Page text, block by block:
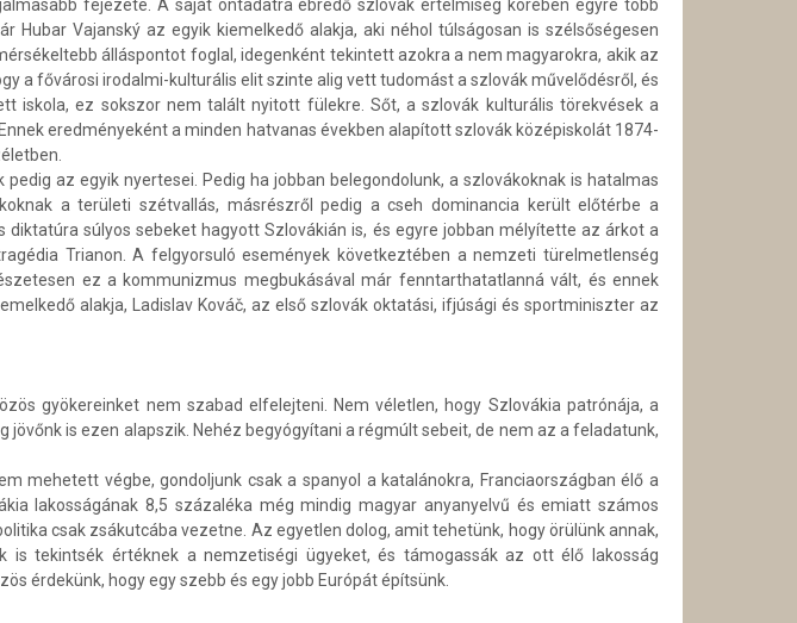
fejezete. A saját öntadatra ébredő szlovák értelmiség körében egyre több
Vajanský az egyik kiemelkedő alakja, aki néhol túlságosan is szélsőségesen
álláspontot foglal, idegenként tekintett azokra a nem magyarokra, akik az
a fővárosi irodalmi-kulturális elit szinte alig vett tudomást a szlovák művelődésről, és
iskola, ez sokszor nem talált nyitott fülekre. Sőt, a szlovák kulturális törekvések a
eredményeként a minden hatvanas években alapított szlovák középiskolát 1874-
az egyik nyertesei. Pedig ha jobban belegondolunk, a szlovákoknak is hatalmas
a területi szétvallás, másrészről pedig a cseh dominancia került előtérbe a
súlyos sebeket hagyott Szlovákián is, és egyre jobban mélyítette az árkot a
Trianon. A felgyorsuló események következtében a nemzeti türelmetlenség
ez a kommunizmus megbukásával már fenntarthatatlanná vált, és ennek
alakja, Ladislav Kováč, az első szlovák oktatási, ifjúsági és sportminiszter az
gyökereinket nem szabad elfelejteni. Nem véletlen, hogy Szlovákia patrónája, a
is ezen alapszik. Nehéz begyógyítani a régmúlt sebeit, de nem az a feladatunk,
mehetett végbe, gondoljunk csak a spanyol a katalánokra, Franciaországban élő a
lakosságának 8,5 százaléka még mindig magyar anyanyelvű és emiatt számos
csak zsákutcába vezetne. Az egyetlen dolog, amit tehetünk, hogy örülünk annak,
is tekintsék értéknek a nemzetiségi ügyeket, és támogassák az ott élő lakosság
érdekünk, hogy egy szebb és egy jobb Európát építsünk.